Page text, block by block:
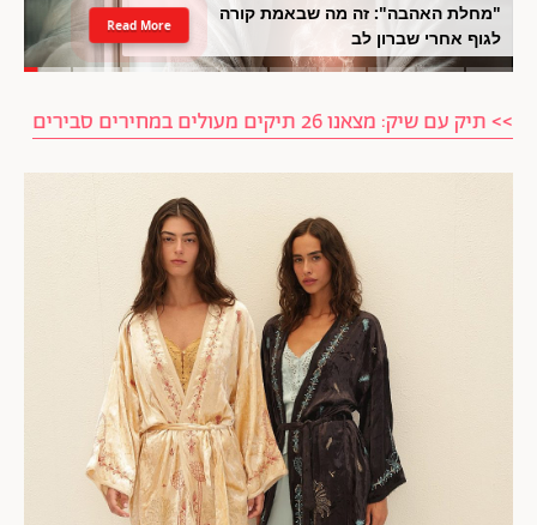
"מחלת האהבה": זה מה שבאמת קורה
לגוף אחרי שברון לב
Read More
>> תיק עם שיק: מצאנו 26 תיקים מעולים במחירים סבירים